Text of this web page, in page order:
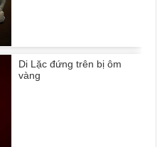
Di Lặc đứng trên bị ôm
vàng